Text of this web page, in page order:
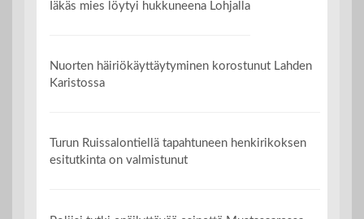
Iäkäs mies löytyi hukkuneena Lohjalla
Nuorten häiriökäyttäytyminen korostunut Lahden
Karistossa
Turun Ruissalontiellä tapahtuneen henkirikoksen
esitutkinta on valmistunut